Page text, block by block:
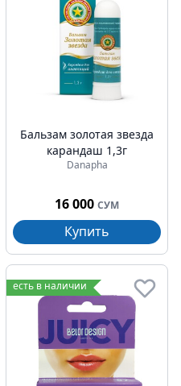
Бальзам золотая звезда
карандаш 1,3г
Danapha
16 000 СУМ
Купить
есть в наличии